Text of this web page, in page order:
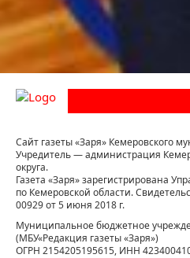
Сайт газеты «Заря» Кемеровского
Учредитель — администрация
округа.
Газета «Заря» зарегистрирована
по Кемеровской области.
00929 от 5 июня 2018 г.
Муниципальное бюджетное
(МБУ«Редакция газеты «Заря»)
ОГРН 2154205195615, ИНН